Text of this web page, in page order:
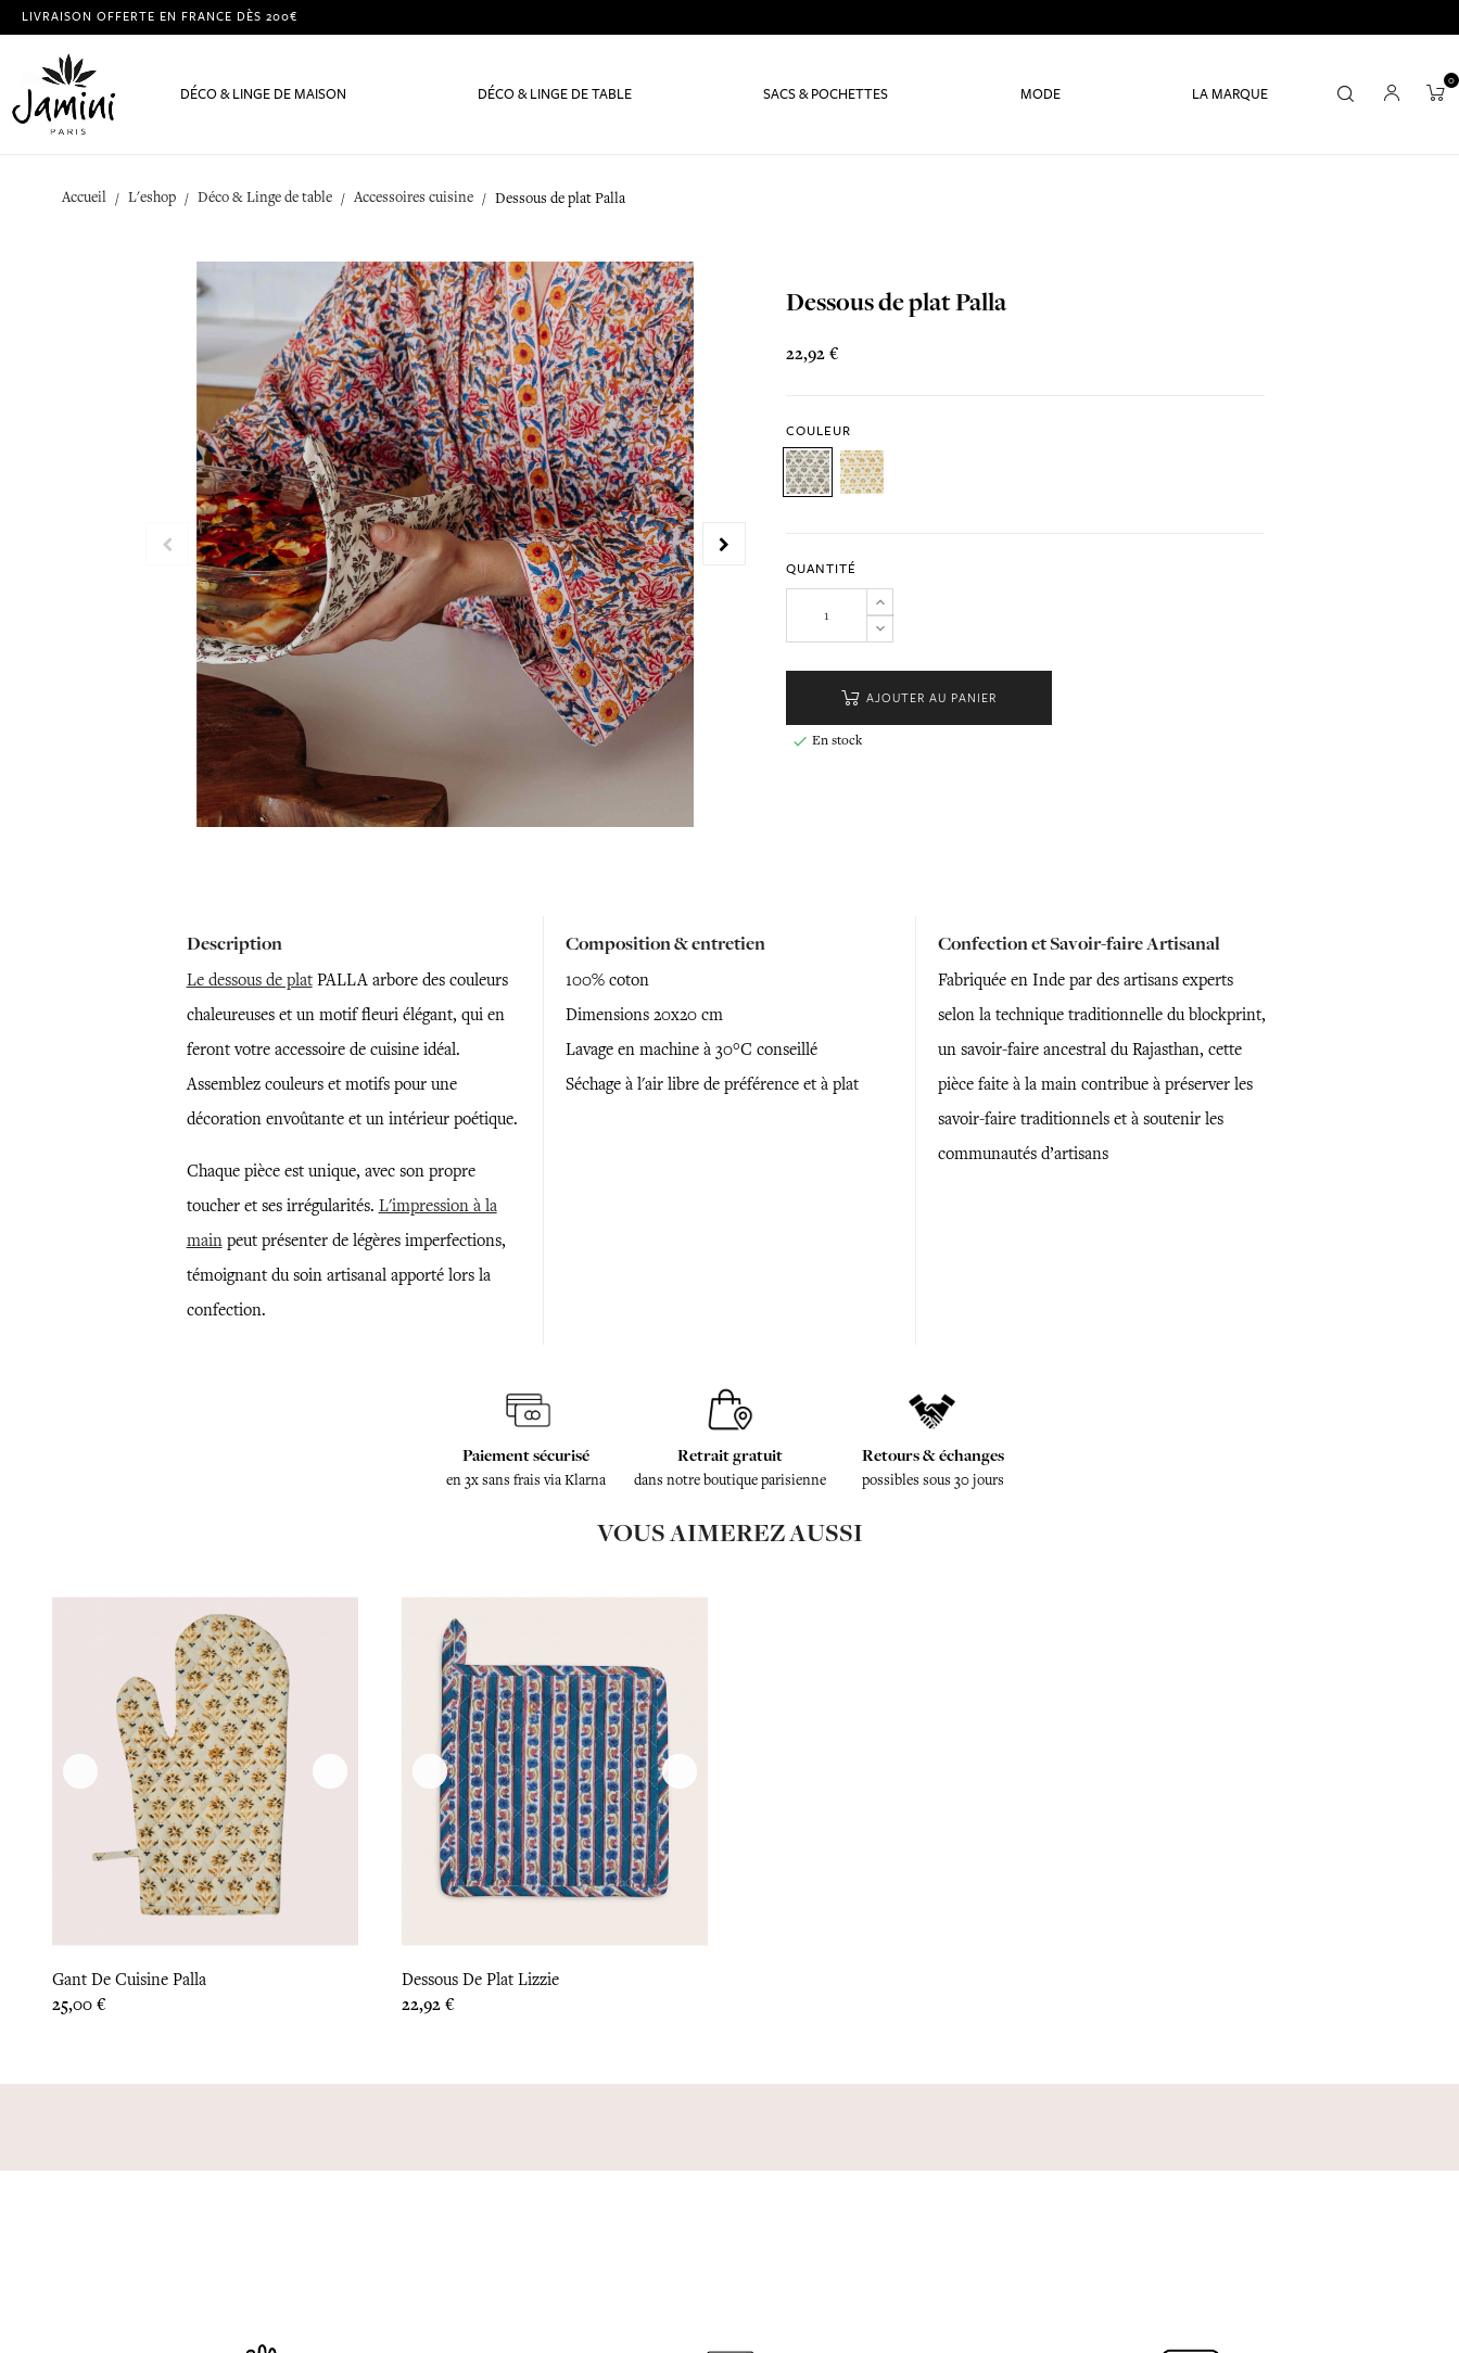
LIVRAISON OFFERTE EN FRANCE DÈS 200€
DÉCO & LINGE DE MAISON DÉCO & LINGE DE TABLE SACS & POCHETTES MODE LA MARQUE
0
Accueil L'eshop Déco & Linge de table Accessoires cuisine Dessous de plat Palla
Dessous de plat Palla
22,92 €
COULEUR
QUANTITÉ
AJOUTER AU PANIER
 En stock
Description
Le dessous de platPALLA arbore des couleurs
chaleureuses et un motif fleuri élégant, qui en
feront votre accessoire de cuisine idéal.
Assemblez couleurs et motifs pour une
décoration envoûtante et un intérieur poétique.
Chaque pièce est unique, avec son propre
toucher et ses irrégularités. L'impression à la
mainpeut présenter de légères imperfections,
témoignant du soin artisanal apporté lors la
confection.
Composition & entretien
100% coton
Dimensions 20x20 cm
Lavage en machine à 30°C conseillé
Séchage à l'air libre de préférence et à plat
Confection et Savoir-faire Artisanal
Fabriquée en Inde par des artisans experts
selon la technique traditionnelle du blockprint,
un savoir-faire ancestral du Rajasthan, cette
pièce faite à la main contribue à préserver les
savoir-faire traditionnels et à soutenir les
communautés d’artisans
Paiement sécurisé
en 3x sans frais via Klarna
Retrait gratuit
dans notre boutique parisienne
Retours & échanges
possibles sous 30 jours
VOUS AIMEREZ AUSSI
Gant De Cuisine Palla
Prix
25,00 €
Dessous De Plat Lizzie
Prix
22,92 €